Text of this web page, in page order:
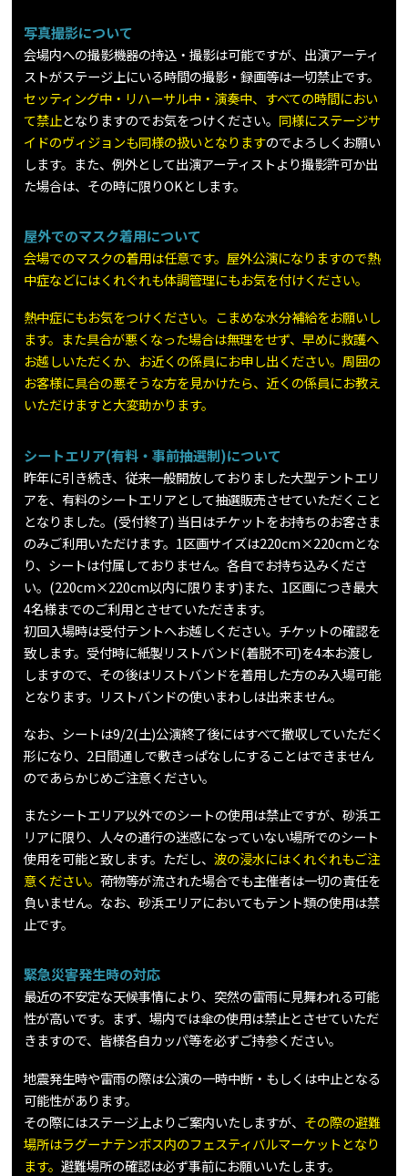
写真撮影について
会場内への撮影機器の持込・撮影は可能ですが、出演アーティ
ストがステージ上にいる時間の撮影・録画等は一切禁止です。
セッティング中・リハーサル中・演奏中、すべての時間におい
て禁止となりますのでお気をつけください。 同様にステージサ
イドのヴィジョンも同様の扱いとなりますのでよろしくお願い
します。また、例外として出演アーティストより撮影許可か出
た場合は、その時に限りOKとします。
屋外でのマスク着用について
会場でのマスクの着用は任意です。屋外公演になりますので熱
中症などにはくれぐれも体調管理にもお気を付けください。
熱中症にもお気をつけください。こまめな水分補給をお願いし
ます。また具合が悪くなった場合は無理をせず、早めに救護へ
お越しいただくか、お近くの係員にお申し出ください。周囲の
お客様に具合の悪そうな方を見かけたら、近くの係員にお教え
いただけますと大変助かります。
シートエリア(有料・事前抽選制)について
昨年に引き続き、従来一般開放しておりました大型テントエリ
アを、有料のシートエリアとして抽選販売させていただくこと
となりました。(受付終了) 当日はチケットをお持ちのお客さま
のみご利用いただけます。1区画サイズは220cm×220cmとな
り、シートは付属しておりません。各自でお持ち込みくださ
い。(220cm×220cm以内に限ります)また、1区画につき最大
4名様までのご利用とさせていただきます。
初回入場時は受付テントへお越しください。チケットの確認を
致します。受付時に紙製リストバンド(着脱不可)を4本お渡し
しますので、その後はリストバンドを着用した方のみ入場可能
となります。リストバンドの使いまわしは出来ません。
なお、シートは9/2(土)公演終了後にはすべて撤収していただく
形になり、2日間通しで敷きっぱなしにすることはできません
のであらかじめご注意ください。
またシートエリア以外でのシートの使用は禁止ですが、砂浜エ
リアに限り、人々の通行の迷惑になっていない場所でのシート
使用を可能と致します。ただし、波の浸水にはくれぐれもご注
意ください。荷物等が流された場合でも主催者は一切の責任を
負いません。なお、砂浜エリアにおいてもテント類の使用は禁
止です。
緊急災害発生時の対応
最近の不安定な天候事情により、突然の雷雨に見舞われる可能
性が高いです。まず、場内では傘の使用は禁止とさせていただ
きますので、皆様各自カッパ等を必ずご持参ください。
地震発生時や雷雨の際は公演の一時中断・もしくは中止となる
可能性があります。
その際にはステージ上よりご案内いたしますが、 その際の避難
場所はラグーナテンボス内のフェスティバルマーケットとなり
ます。避難場所の確認は必ず事前にお願いいたします。